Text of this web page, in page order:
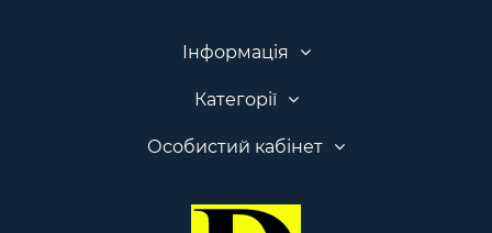
Інформація
Категорії
Особистий кабінет